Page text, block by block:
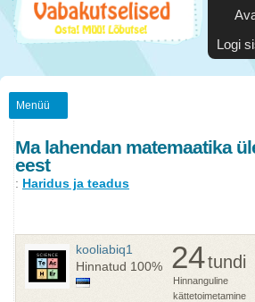
Logi
Menüü
Ma lahendan matemaatika
eest
: Haridus ja teadus
kooliabiq1
Hinnatud 100% 24tundi
Hinnanguline
kättetoimetamine